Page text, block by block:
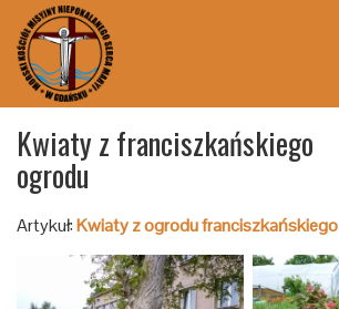
Kwiaty z franciszkańskiego
ogrodu
Artykuł:Kwiaty z ogrodu franciszkańskiego